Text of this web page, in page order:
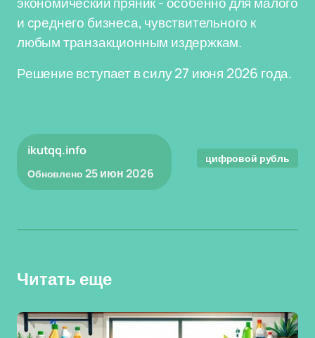
и среднего бизнеса, чувствительного к
любым транзакционным издержкам.
Решение вступает в силу 27 июня 2026 года.
ikutqq.info
Обновлено 25 июн 2026
цифровой рубль
Читать еще